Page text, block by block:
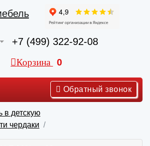
+7 (499) 322-92-08
Корзина 0
Обратный звонок
в детскую
чердаки